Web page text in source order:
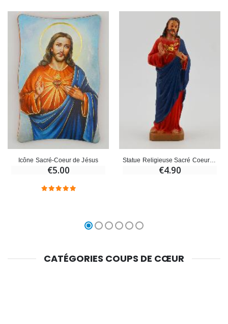
Icône Sacré-Coeur de Jésus
€5.00
Statue Religieuse Sacré Coeur de Jésus - 7cm
€4.90
CATÉGORIES COUPS DE CŒUR